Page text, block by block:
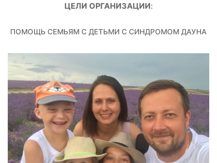
ЦЕЛИ ОРГАНИЗАЦИИ:
ПОМОЩЬ СЕМЬЯМ С ДЕТЬМИ С СИНДРОМОМ ДАУНА